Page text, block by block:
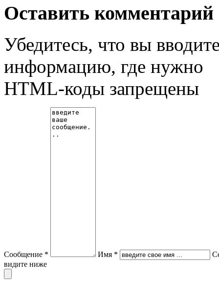
Оставить комментарий
Убедитесь, что вы
информацию, где нужно
HTML-коды запрещены
Сообщение * Имя *
видите ниже